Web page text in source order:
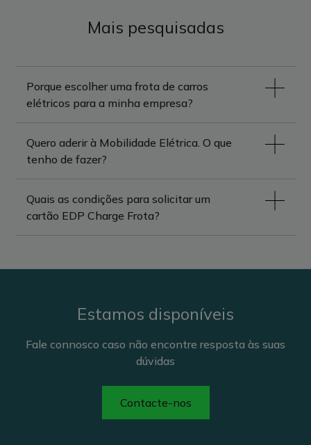
Mais pesquisadas
Porque escolher uma frota de carros
elétricos para a minha empresa?
Quero aderir à Mobilidade Elétrica. O que
tenho de fazer?
Quais as condições para solicitar um
cartão EDP Charge Frota?
Estamos disponíveis
Fale connosco caso não encontre resposta às suas
dúvidas
Contacte-nos